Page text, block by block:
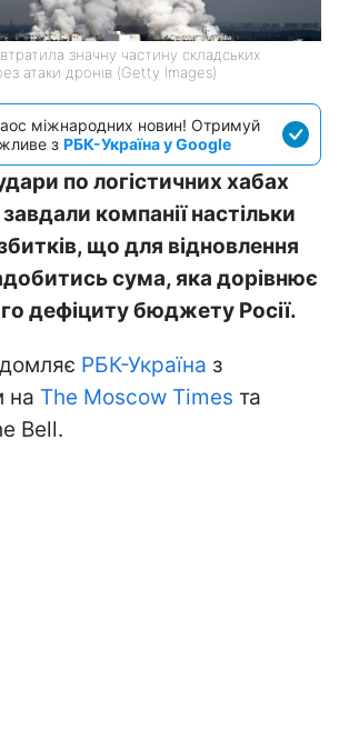
значну частину складських
атаки дронів (Getty Images)
міжнародних новин! Отримуй
з РБК-Україна у Google
по логістичних хабах
компанії настільки
що для відновлення
сума, яка дорівнює
дефіциту бюджету Росії.
РБК-Україна з
на The Moscow Times та
Bell.